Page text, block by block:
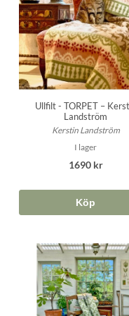
Ullfilt - TORPET –
Landström
Kerstin Landström
I lager
1690 kr
Köp